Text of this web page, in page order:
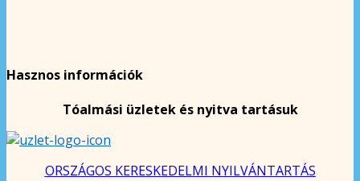
Hasznos információk
Tóalmási üzletek és nyitva tartásuk
ORSZÁGOS KERESKEDELMI NYILVÁNTARTÁS